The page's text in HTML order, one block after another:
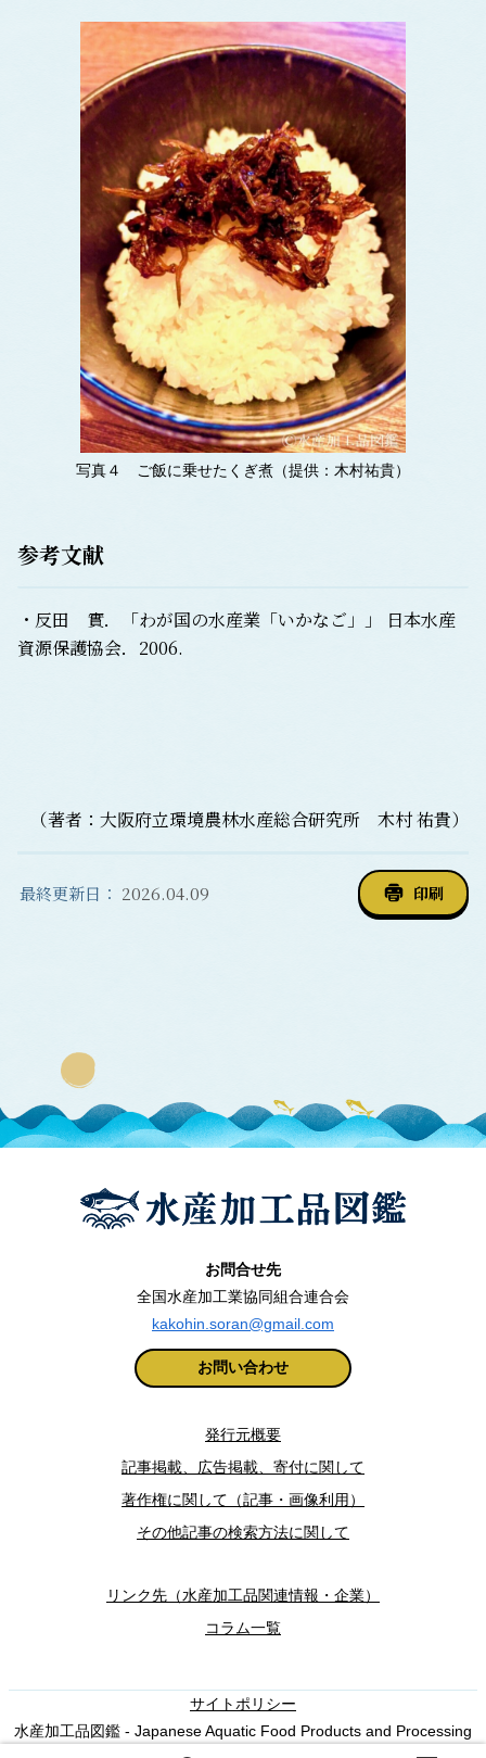
写真４ ご飯に乗せたくぎ煮（提供：木村祐貴）
参考文献
・反田 實．「わが国の水産業「いかなご」」 日本水産
資源保護協会．2006.
（著者：大阪府立環境農林水産総合研究所 木村 祐貴）
最終更新日： 2026.04.09 印刷
お問合せ先
全国水産加工業協同組合連合会
kakohin.soran@gmail.com
お問い合わせ
発行元概要
記事掲載、広告掲載、寄付に関して
著作権に関して（記事・画像利用）
その他記事の検索方法に関して
リンク先（水産加工品関連情報・企業）
コラム一覧
サイトポリシー
水産加工品図鑑 - Japanese Aquatic Food Products and Processing